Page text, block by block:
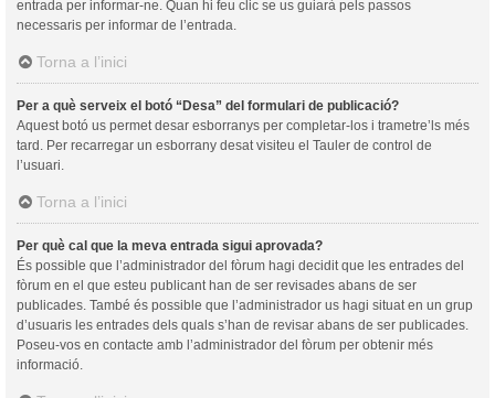
entrada per informar-ne. Quan hi feu clic se us guiarà pels passos
necessaris per informar de l’entrada.
Torna a l’inici
Per a què serveix el botó “Desa” del formulari de publicació?
Aquest botó us permet desar esborranys per completar-los i trametre’ls més
tard. Per recarregar un esborrany desat visiteu el Tauler de control de
l’usuari.
Torna a l’inici
Per què cal que la meva entrada sigui aprovada?
És possible que l’administrador del fòrum hagi decidit que les entrades del
fòrum en el que esteu publicant han de ser revisades abans de ser
publicades. També és possible que l’administrador us hagi situat en un grup
d’usuaris les entrades dels quals s’han de revisar abans de ser publicades.
Poseu-vos en contacte amb l’administrador del fòrum per obtenir més
informació.